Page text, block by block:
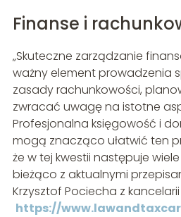
Finanse i
„Skuteczne zarządzanie
ważny element prowadzenia
zasady rachunkowości,
zwracać uwagę na istotne
Profesjonalna księgowość i
mogą znacząco ułatwić ten
że w tej kwestii następuje
bieżąco z aktualnymi
Krzysztof Pociecha z
https://